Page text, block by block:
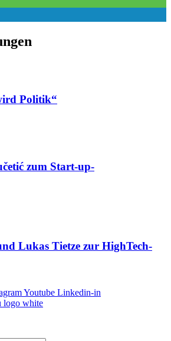
Politik“
zum Start-up-
Lukas Tietze zur HighTech-
Youtube Linkedin-in